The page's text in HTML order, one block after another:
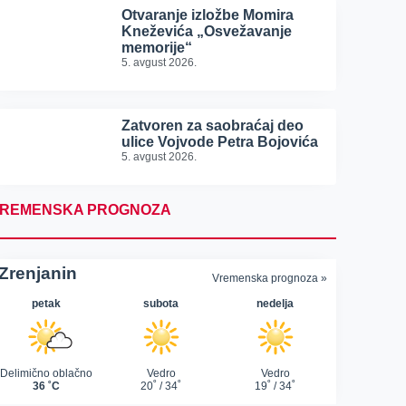
Otvaranje izložbe Momira
Kneževića „Osvežavanje
memorije“
5. avgust 2026.
Zatvoren za saobraćaj deo
ulice Vojvode Petra Bojovića
5. avgust 2026.
PROGNOZA